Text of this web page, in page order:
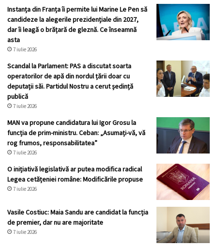
Instanța din Franța îi permite lui Marine Le Pen să
candideze la alegerile prezidențiale din 2027,
dar îi leagă o brățară de gleznă. Ce înseamnă
asta
7 iulie 2026
Scandal la Parlament: PAS a discutat soarta
operatorilor de apă din nordul țării doar cu
deputații săi. Partidul Nostru a cerut ședință
publică
7 iulie 2026
MAN va propune candidatura lui Igor Grosu la
funcția de prim-ministru. Ceban: „Asumați-vă, vă
rog frumos, responsabilitatea”
7 iulie 2026
O inițiativă legislativă ar putea modifica radical
Legea cetățeniei române: Modificările propuse
7 iulie 2026
Vasile Costiuc: Maia Sandu are candidat la funcția
de premier, dar nu are majoritate
7 iulie 2026